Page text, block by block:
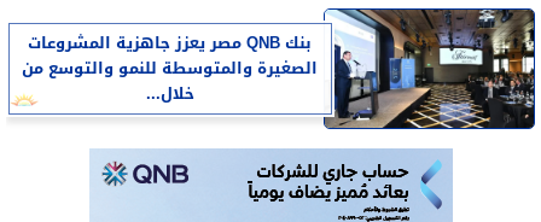
بنك QNB مصر يعزز جاهزية المشروعات
الصغيرة والمتوسطة للنمو والتوسع من
خلال...